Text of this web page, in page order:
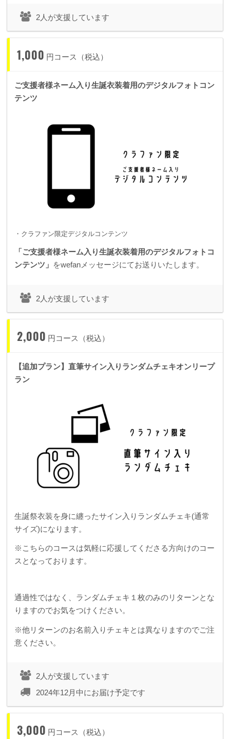
2人が支援しています
1,000 円コース（税込）
ご支援者様ネーム入り生誕衣装着用のデジタルフォトコン
テンツ
・クラファン限定デジタルコンテンツ
「ご支援者様ネーム入り生誕衣装着用のデジタルフォトコ
ンテンツ」 をwefanメッセージにてお送りいたします。
2人が支援しています
2,000 円コース（税込）
【追加プラン】直筆サイン入りランダムチェキオンリープ
ラン
生誕祭衣装を身に纏ったサイン入りランダムチェキ(通常
サイズ)になります。
※こちらのコースは気軽に応援してくださる方向けのコー
スとなっております。
通過性ではなく、ランダムチェキ１枚のみのリターンとな
りますのでお気をつけください。
※他リターンのお名前入りチェキとは異なりますのでご注
意ください。
2人が支援しています
2024年12月中にお届け予定です
3,000 円コース（税込）